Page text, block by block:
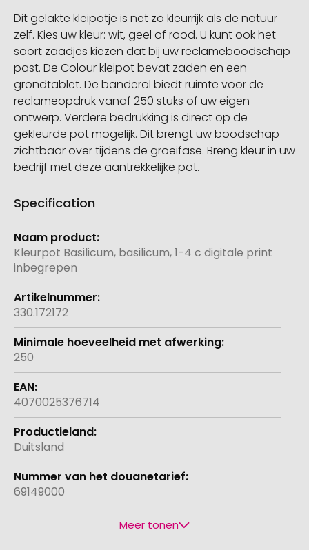
Dit gelakte kleipotje is net zo kleurrijk als de natuur
zelf. Kies uw kleur: wit, geel of rood. U kunt ook het
soort zaadjes kiezen dat bij uw reclameboodschap
past. De Colour kleipot bevat zaden en een
grondtablet. De banderol biedt ruimte voor de
reclameopdruk vanaf 250 stuks of uw eigen
ontwerp. Verdere bedrukking is direct op de
gekleurde pot mogelijk. Dit brengt uw boodschap
zichtbaar over tijdens de groeifase. Breng kleur in uw
bedrijf met deze aantrekkelijke pot.
Specification
Meer
informatie
Kleurpot Basilicum, basilicum, 1-4 c digitale print
inbegrepen
330.172172
250
4070025376714
Duitsland
69149000
Meer tonen